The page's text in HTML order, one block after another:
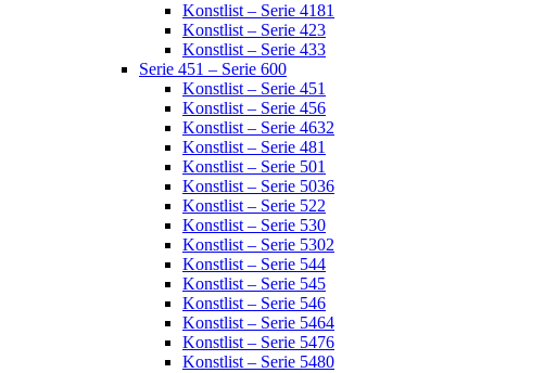
Konstlist – Serie 4181
Konstlist – Serie 423
Konstlist – Serie 433
Serie 451 – Serie 600
Konstlist – Serie 451
Konstlist – Serie 456
Konstlist – Serie 4632
Konstlist – Serie 481
Konstlist – Serie 501
Konstlist – Serie 5036
Konstlist – Serie 522
Konstlist – Serie 530
Konstlist – Serie 5302
Konstlist – Serie 544
Konstlist – Serie 545
Konstlist – Serie 546
Konstlist – Serie 5464
Konstlist – Serie 5476
Konstlist – Serie 5480